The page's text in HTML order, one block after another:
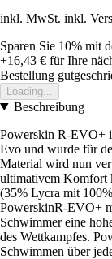
inkl. MwSt. inkl.
Sparen Sie 10% mit
+16,43 € für Ihre
Bestellung
Loading...
Beschreibung
Powerskin R-EVO+
Evo und wurde für
Material wird nun
ultimativem Komfort
(35% Lycra mit
PowerskinR-EVO+
Schwimmer eine
des Wettkampfes.
Schwimmen über